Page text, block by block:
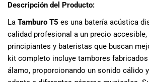
clientes. Ven a
visitarnos en
nuestra
física en Quito,
o haz tu
compra en
línea a través
Descripción del Producto:
La Tamburo T5 es una batería acústica
calidad profesional a un precio accesible,
principiantes y bateristas que buscan
kit completo incluye tambores
álamo, proporcionando un sonido cálido